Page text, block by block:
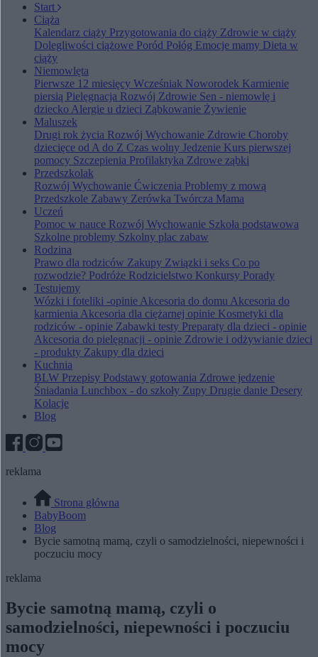
Start
Ciąża
Kalendarz ciąży Przygotowania do ciąży Zdrowie w ciąży
Dolegliwości ciążowe Poród Połóg Emocje mamy Dieta w
ciąży
Niemowlęta
Pierwsze 12 miesięcy Wcześniak Noworodek Karmienie
piersią Pielęgnacja Rozwój Zdrowie Sen - niemowlę i
dziecko Alergie u dzieci Ząbkowanie Żywienie
Maluszek
Drugi rok życia Rozwój Wychowanie Zdrowie Choroby
dziecięce od A do Z Czas wolny Jedzenie Kurs pierwszej
pomocy Szczepienia Profilaktyka Zdrowe ząbki
Przedszkolak
Rozwój Wychowanie Ćwiczenia Problemy z mową
Przedszkole Zabawy Zerówka Twórcza Mama
Uczeń
Pomoc w nauce Rozwój Wychowanie Szkoła podstawowa
Szkolne problemy Szkolny plac zabaw
Rodzina
Prawo dla rodziców Zakupy Związki i seks Co po
rozwodzie? Podróże Rodzicielstwo Konkursy Porady
Testujemy
Wózki i foteliki -opinieAkcesoria do domu Akcesoria do
karmieniaAkcesoria dla ciężarnej opinie Kosmetyki dla
rodziców - opinie Zabawki testy Preparaty dla dzieci - opinie
Akcesoria do pielęgnacji - opinie Zdrowie i odżywianie dzieci
- produkty Zakupy dla dzieci
Kuchnia
BLW Przepisy Podstawy gotowania Zdrowe jedzenie
Śniadania Lunchbox - do szkoły Zupy Drugie danie Desery
Kolacje
Blog
reklama
Strona główna
BabyBoom
Blog
Bycie samotną mamą, czyli o samodzielności, niepewności i
poczuciu mocy
reklama
Bycie samotną mamą, czyli o
samodzielności, niepewności i poczuciu
mocy